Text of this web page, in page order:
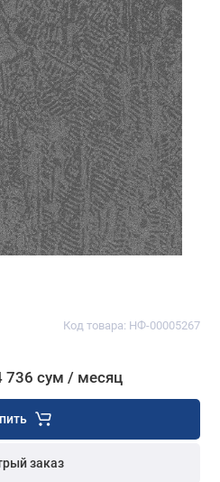
Код товара: НФ-00005267
736 сум / месяц
заказ